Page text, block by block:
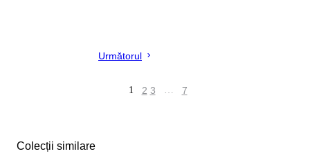
Următorul
1 2 3 … 7
Colecții similare